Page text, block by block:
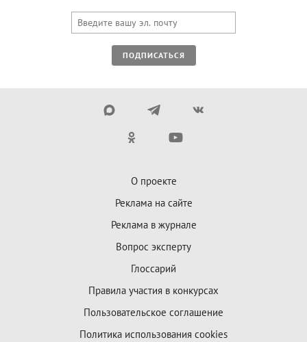
ПОДПИСАТЬСЯ
О проекте
Реклама на сайте
Реклама в журнале
Вопрос эксперту
Глоссарий
Правила участия в конкурсах
Пользовательское соглашение
Политика использования cookies